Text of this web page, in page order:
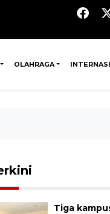
OLAHRAGA
Tiga